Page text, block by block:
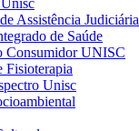
Assistência Judiciária
de Saúde
Consumidor UNISC
Fisioterapia
Unisc